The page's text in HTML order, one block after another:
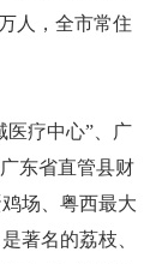
人，全市常住
医疗中心”、广
东省直管县财
场、粤西最大
著名的荔枝、